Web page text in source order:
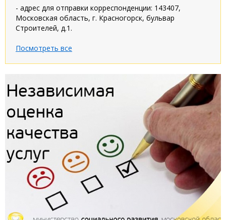
- адрес для отправки корреспонденции: 143407,
Московская область, г. Красногорск, бульвар
Строителей, д.1.
Посмотреть все